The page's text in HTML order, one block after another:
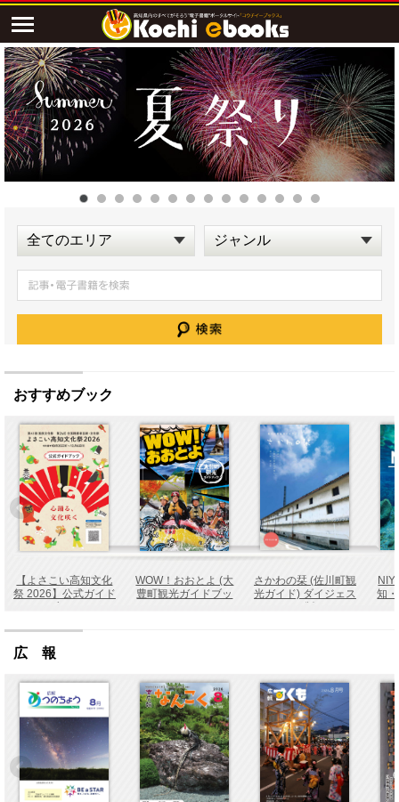
おすすめブック
【よさこい高知文化
祭 2026】公式ガイド
WOW！おおとよ (大
豊町観光ガイドブッ
さかわの栞 (佐川町観
光ガイド) ダイジェス
知
広 報